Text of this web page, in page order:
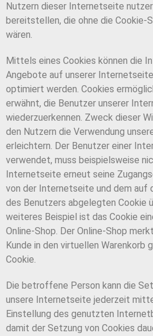
Nutzern dieser Internetseite
bereitstellen, die ohne die Cookie-
wären.
Mittels eines Cookies können die
Angebote auf unserer
optimiert werden. Cookies
erwähnt, die Benutzer unserer
wiederzuerkennen. Zweck dieser
den Nutzern die Verwendung
erleichtern. Der Benutzer einer
verwendet, muss beispielsweise
Internetseite erneut seine
von der Internetseite und dem auf
des Benutzers abgelegten Cookie
weiteres Beispiel ist das Cookie
Online-Shop. Der Online-Shop
Kunde in den virtuellen Warenkorb
Cookie.
Die betroffene Person kann die
unsere Internetseite jederzeit
Einstellung des genutzten
damit der Setzung von Cookies